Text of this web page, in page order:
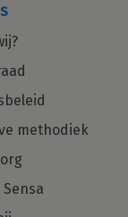
net dat
Regio
methodiek